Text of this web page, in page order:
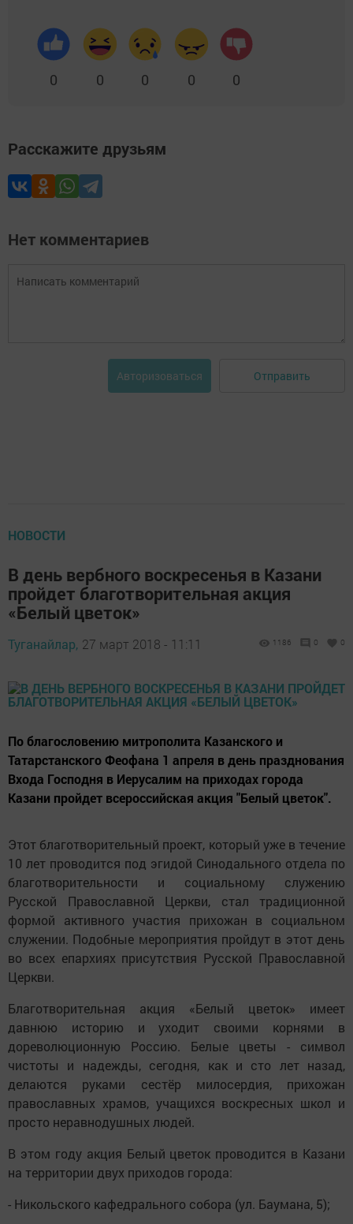
0 0 0 0 0
Расскажите друзьям
Нет комментариев
Авторизоваться Отправить
НОВОСТИ
В день вербного воскресенья в Казани
пройдет благотворительная акция
«Белый цветок»
Туганайлар, 27 март 2018 - 11:11 1186 0 0
По благословению митрополита Казанского и
Татарстанского Феофана 1 апреля в день празднования
Входа Господня в Иерусалим на приходах города
Казани пройдет всероссийская акция "Белый цветок".
Этот благотворительный проект, который уже в течение
10 лет проводится под эгидой Синодального отдела по
благотворительности и социальному служению
Русской Православной Церкви, стал традиционной
формой активного участия прихожан в социальном
служении. Подобные мероприятия пройдут в этот день
во всех епархиях присутствия Русской Православной
Церкви.
Благотворительная акция «Белый цветок» имеет
давнюю историю и уходит своими корнями в
дореволюционную Россию. Белые цветы - символ
чистоты и надежды, сегодня, как и сто лет назад,
делаются руками сестёр милосердия, прихожан
православных храмов, учащихся воскресных школ и
просто неравнодушных людей.
В этом году акция Белый цветок проводится в Казани
на территории двух приходов города:
- Никольского кафедрального собора (ул. Баумана, 5);